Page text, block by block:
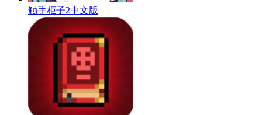
触手柜子2中文版